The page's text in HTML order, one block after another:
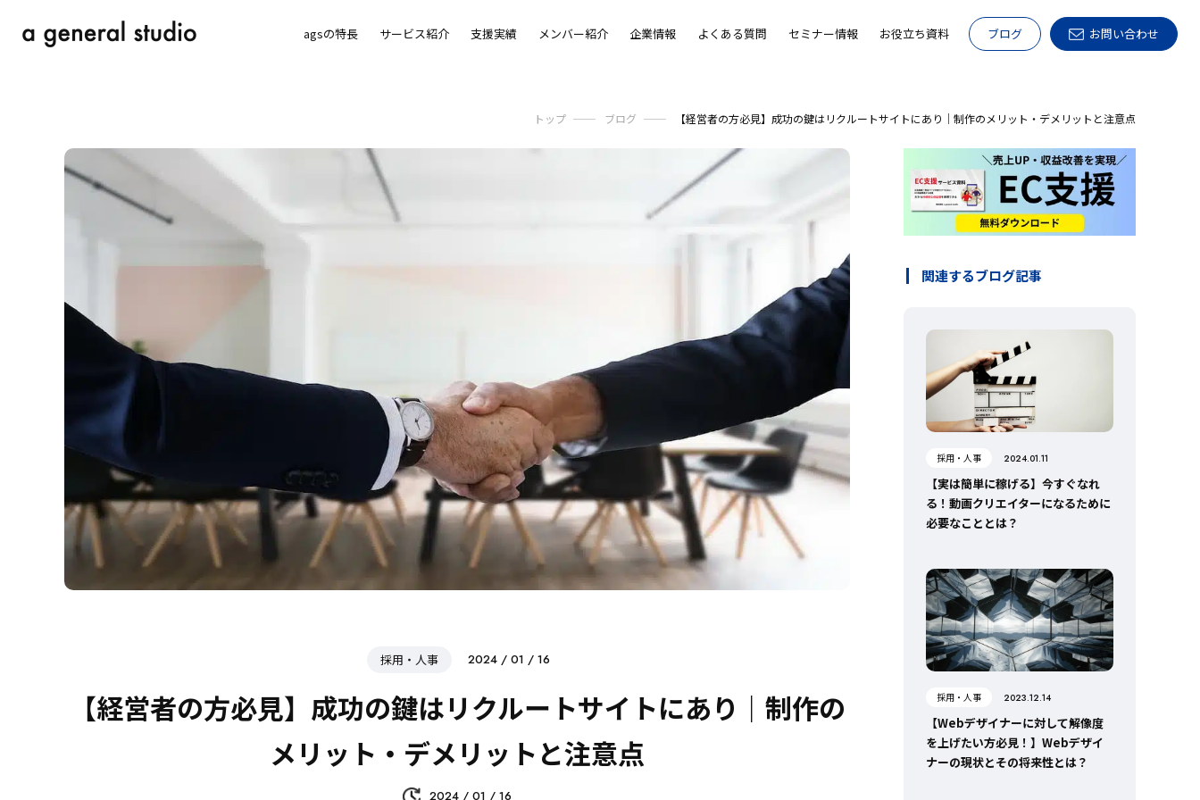
agsの特長 サービス紹介 支援実績 メンバー紹介 企業情報 よくある質問 セミナー情報 お役立ち資料 ブログ お問い合わせ
トップ ブログ 【経営者の方必見】成功の鍵はリクルートサイトにあり｜制作のメリット・デメリットと注意点
採用・人事 2024 / 01 / 16
【経営者の方必見】成功の鍵はリクルートサイトにあり｜制作の
メリット・デメリットと注意点
2024 / 01 / 16
関連するブログ記事
採用・人事 2024.01.11
【実は簡単に稼げる】今すぐなれ
る！動画クリエイターになるために
必要なこととは？
採用・人事 2023.12.14
【Webデザイナーに対して解像度
を上げたい方必見！】Webデザイ
ナーの現状とその将来性とは？